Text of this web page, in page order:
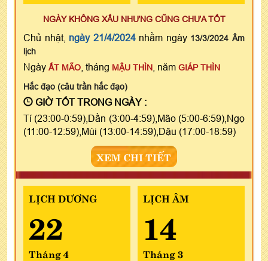
NGÀY KHÔNG XẤU NHƯNG CŨNG CHƯA TỐT
Chủ nhật, ngày 21/4/2024nhằm ngày 13/3/2024 Âm
lịch
Ngày ẤT MÃO , tháng MẬU THÌN , năm GIÁP THÌN
Hắc đạo (câu trần hắc đạo)
GIỜ TỐT TRONG NGÀY :
Tí (23:00-0:59),Dần (3:00-4:59),Mão (5:00-6:59),Ngọ
(11:00-12:59),Mùi (13:00-14:59),Dậu (17:00-18:59)
XEM CHI TIẾT
LỊCH DƯƠNG
22
Tháng 4
LỊCH ÂM
14
Tháng 3